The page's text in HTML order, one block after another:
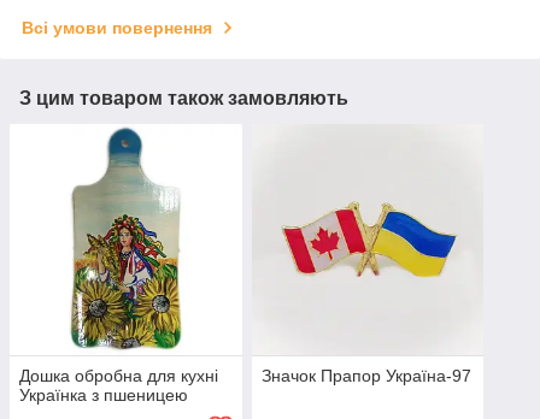
Всі умови повернення
З цим товаром також замовляють
Дошка обробна для кухні
Українка з пшеницею
Значок Прапор Україна-97